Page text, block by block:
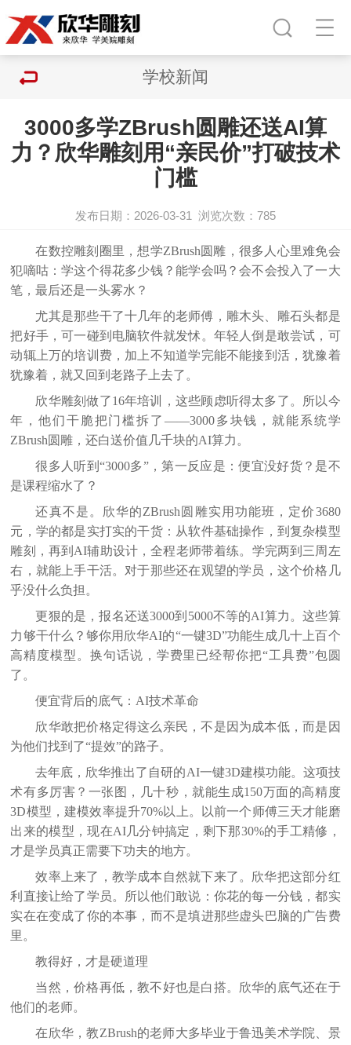
学校新闻
3000多学ZBrush圆雕还送AI算
力？欣华雕刻用“亲民价”打破技术
门槛
发布日期：2026-03-31 浏览次数：785
在数控雕刻圈里，想学ZBrush圆雕， 很多人 心里难免会
犯嘀咕：学这个得花多少钱？能学会吗？会不会投入了一大
笔，最后还是一头雾水？
尤其是那些干了十几年的老师傅，雕木头、雕石头都是
把好手，可一碰到电脑软件就发怵。年轻人倒是敢尝试，可
动辄上万的培训费，加上不知道学完能不能接到活，犹豫着
犹豫着，就又回到老路子上去了。
欣华雕刻做了16年培训，这些顾虑听得太多了。所以今
年，他们干脆把门槛拆了——3000多块钱，就能系统学
ZBrush圆雕，还白送价值几千块的AI算力。
很多人听到“3000多”，第一反应是：便宜没好货？是不
是课程缩水了？
还真不是。欣华的ZBrush圆雕实用功能班，定价3680
元，学的都是实打实的干货：从软件基础操作，到复杂模型
雕刻，再到AI辅助设计，全程老师带着练。学完两到三周左
右，就能上手干活。对于那些还在观望的学员，这个价格几
乎没什么负担。
更狠的是，报名还送3000到5000不等的AI算力。这些算
力够干什么？够你用欣华AI的“一键3D”功能生成几十上百个
高精度模型。换句话说，学费里已经帮你把“工具费”包圆
了。
便宜背后的底气： AI技术革命
欣华敢把价格定得这么亲民，不是因为成本低，而是因
为他们找到了“提效”的路子。
去年底，欣华推出了自研的AI一键3D建模功能。这项技
术有多厉害？一张图，几十秒，就能生成150万面的高精度
3D模型，建模效率提升70%以上。以前一个师傅三天才能磨
出来的模型，现在AI几分钟搞定，剩下那30%的手工精修，
才是学员真正需要下功夫的地方。
效率上来了，教学成本自然就下来了。欣华把这部分红
利直接让给了学员。所以他们敢说：你花的每一分钱，都实
实在在变成了你的本事，而不是填进那些虚头巴脑的广告费
里。
教得好，才是硬道理
当然，价格再低，教不好也是白搭。欣华的底气还在于
他们的老师。
在欣华，教ZBrush的老师大多毕业于鲁迅美术学院、景